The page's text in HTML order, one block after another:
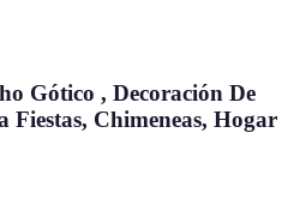
Gótico , Decoración De
Fiestas, Chimeneas, Hogar